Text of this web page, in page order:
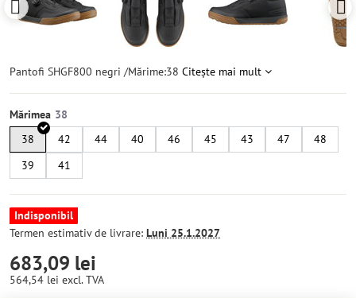
Pantofi SHGF800 negri /Mărime:38 Citește mai mult
Mărimea
38
42 44 40 46 45 43 47
48
39
41
Indisponibil
Termen estimativ de livrare: Luni 25.1.2027
683,09 lei
564,54 lei excl. TVA